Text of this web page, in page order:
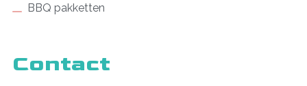
BBQ pakketten
Contact